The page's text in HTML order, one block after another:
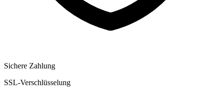
Sichere Zahlung
SSL-Verschlüsselung